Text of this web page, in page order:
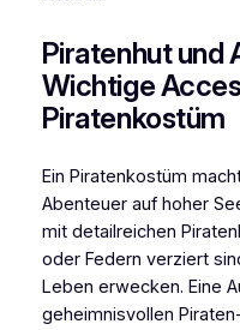
Piratenhut und
Wichtige
Piratenkostüm
Ein Piratenkostüm
Abenteuer auf hoher
mit detailreichen
oder Federn verziert
Leben erwecken. Eine
geheimnisvollen